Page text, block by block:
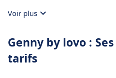
Voir plus
Genny by lovo : Ses
tarifs